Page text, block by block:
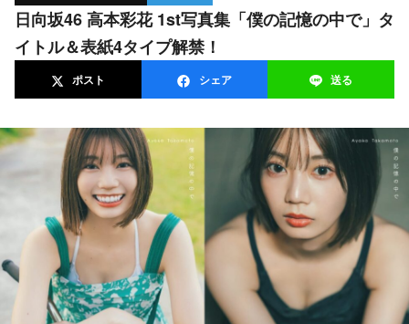
日向坂46 高本彩花 1st写真集「僕の記憶の中で」タ
イトル＆表紙4タイプ解禁！
ポスト シェア 送る